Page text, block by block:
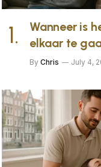
Wanneer is
elkaar te
By Chris July 4,